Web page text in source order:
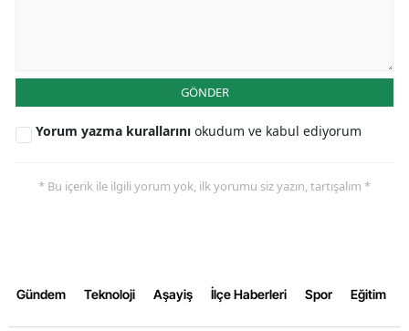
Tekirdağ
Tokat
Uşak
Van
GÖNDER
Yorum yazma kurallarını okudum ve kabul ediyorum
* Bu içerik ile ilgili yorum yok, ilk yorumu siz yazın, tartışalım *
Gündem Teknoloji Aşayiş İlçe Haberleri Spor Eğitim